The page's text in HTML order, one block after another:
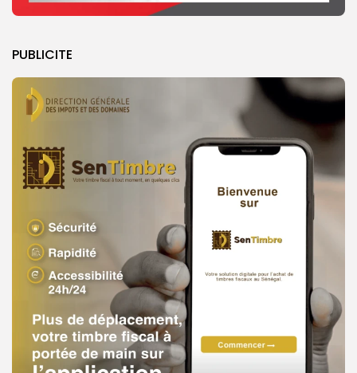
PUBLICITE